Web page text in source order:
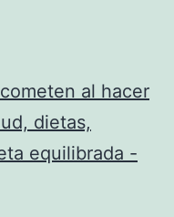
al hacer
dietas,
equilibrada -